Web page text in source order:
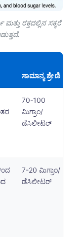
ರಕ್ತದಲ್ಲಿನ ಸಕ್ಕರೆ
ಸಾಮಾನ್ಯ ಶ್ರೇಣಿ
70-100
ಮಿಗ್ರಾಂ/
ಡೆಸಿಲೀಟರ್
7-20 ಮಿಗ್ರಾಂ/
ಡೆಸಿಲೀಟರ್